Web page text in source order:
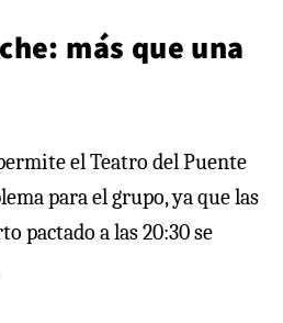
más que una
el Teatro del Puente
para el grupo, ya que las
pactado a las 20:30 se